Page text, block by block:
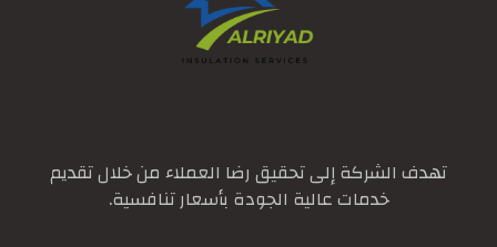
تهدف الشركة إلى تحقيق رضا العملاء من خلال تقديم
خدمات عالية الجودة بأسعار تنافسية.